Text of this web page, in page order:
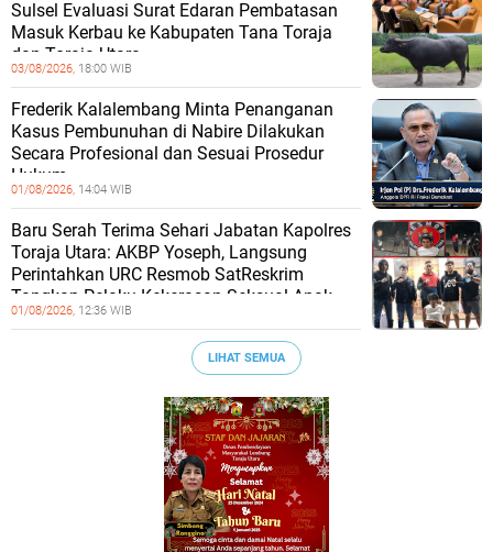
Sulsel Evaluasi Surat Edaran Pembatasan
Masuk Kerbau ke Kabupaten Tana Toraja
dan Toraja Utara
03/08/2026, 18:00 WIB
Frederik Kalalembang Minta Penanganan
Kasus Pembunuhan di Nabire Dilakukan
Secara Profesional dan Sesuai Prosedur
Hukum
01/08/2026, 14:04 WIB
Baru Serah Terima Sehari Jabatan Kapolres
Toraja Utara: AKBP Yoseph, Langsung
Perintahkan URC Resmob SatReskrim
Tangkap Pelaku Kekerasan Seksual Anak
01/08/2026, 12:36 WIB
LIHAT SEMUA